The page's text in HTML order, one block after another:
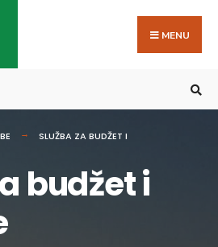
MENU
SLUŽBA ZA BUDŽET I
budžet i